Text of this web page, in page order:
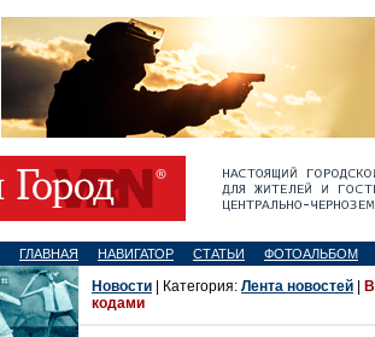
ГЛАВНАЯ НАВИГАТОР СТАТЬИ ФОТОАЛЬБОМ
Новости | Категория: Лента новостей
кодами